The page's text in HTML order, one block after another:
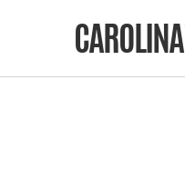
CAROLINA